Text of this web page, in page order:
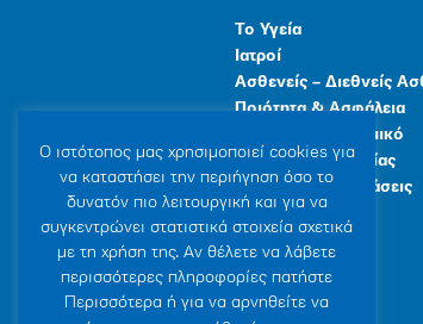
Το Υγεία
Ιατροί
Ασθενείς – Διεθνείς
Ποιότητα & Ασφάλεια
Ανθρώπινο Δυναμικό
Προγράμματα Υγείας
Γενικές Εγκαταστάσεις
Ο ιστότοπoς μας χρησιμοποιεί cookies για
να καταστήσει την περιήγηση όσο το
δυνατόν πιο λειτουργική και για να
συγκεντρώνει στατιστικά στοιχεία σχετικά
με τη χρήση της. Αν θέλετε να λάβετε
περισσότερες πληροφορίες πατήστε
Περισσότερα ή για να αρνηθείτε να